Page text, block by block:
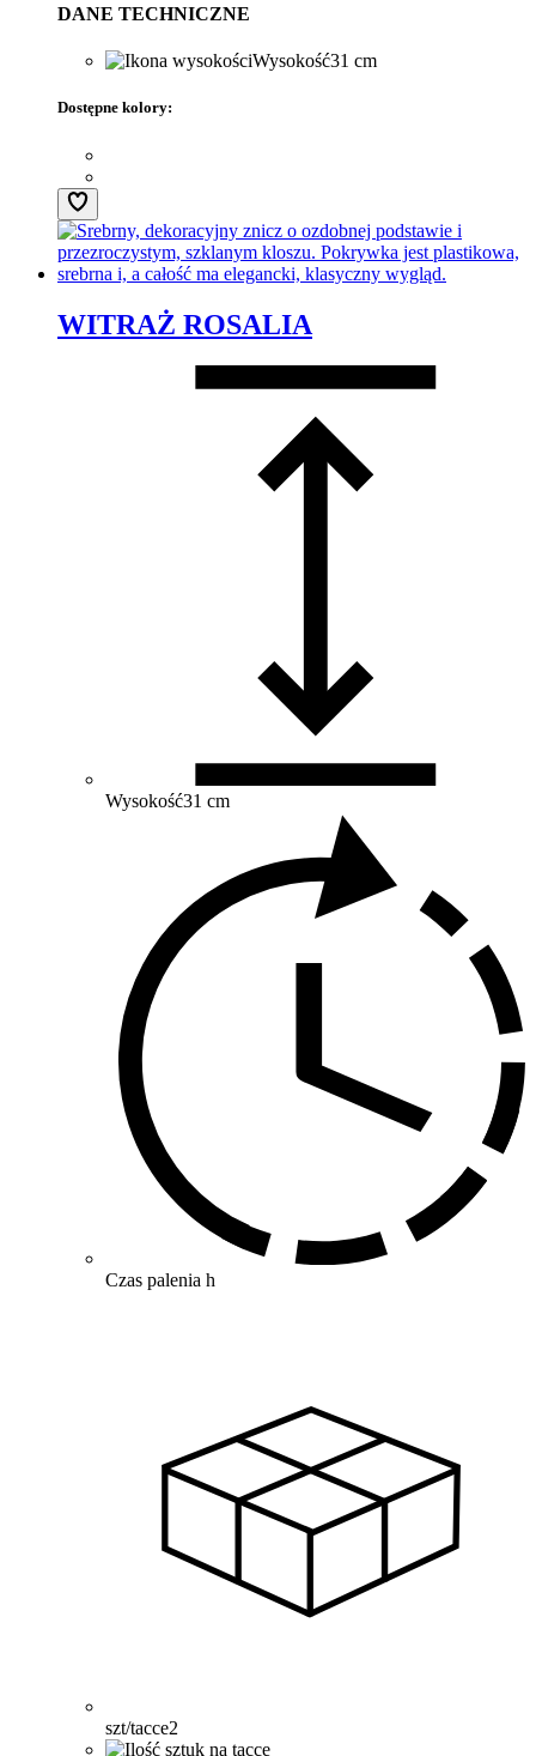
DANE TECHNICZNE
Wysokość31 cm
Dostępne kolory:
WITRAŻ ROSALIA
Wysokość31 cm
Czas palenia h
szt/tacce2